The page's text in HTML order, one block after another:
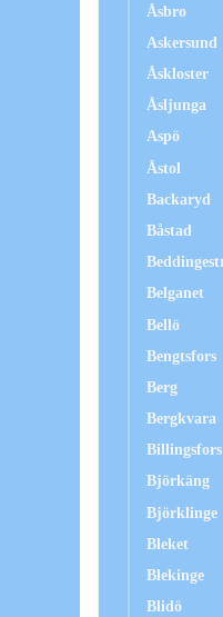
Åsbro
Askersund
Åskloster
Åsljunga
Aspö
Åstol
Backaryd
Båstad
Belganet
Bellö
Bengtsfors
Berg
Bergkvara
Billingsfors
Björkäng
Björklinge
Bleket
Blekinge
Blidö